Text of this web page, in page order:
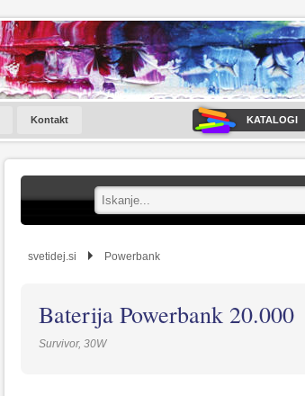
Kontakt KATALOGI
svetidej.si Powerbank
Baterija Powerbank 20.000
Survivor, 30W